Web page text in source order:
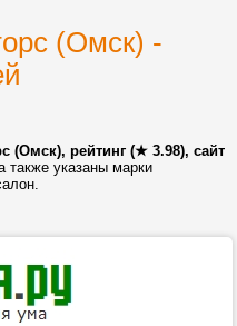
(Омск) -
(Омск), рейтинг (★ 3.98), сайт
также указаны марки